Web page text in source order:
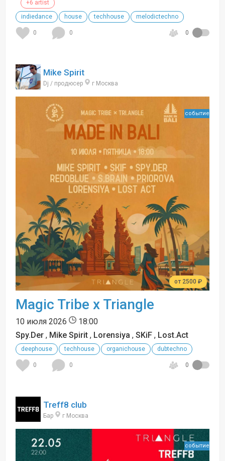
+6 artist
indiedance
house techhouse melodictechno
0 0 0
Mike Spirit
Dj / продюсер г Москва
от 2500 ₽
событие
Magic Tribe x Triangle
10 июля 2026
18:00
Spy.Der , Mike Spirit , Lorensiya , SKiF , Lost.Act
deephouse techhouse organichouse dubtechno
0 0 0
Treff8 club
Бар г Москва
событие